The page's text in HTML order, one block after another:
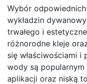
Wybór odpowiednich
wykładzin
trwałego i
różnorodne kleje
się właściwościami i
wody są popularnym
aplikacji oraz niską